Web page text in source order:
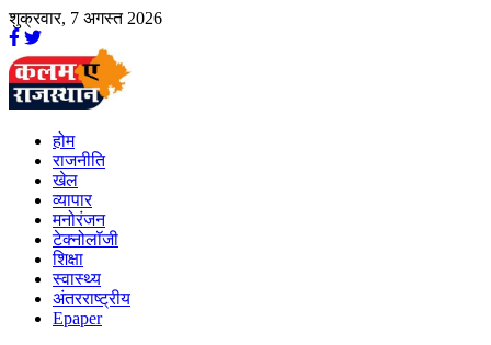
शुक्रवार, 7 अगस्त 2026
होम
राजनीति
खेल
व्यापार
मनोरंजन
टेक्नोलॉजी
शिक्षा
स्वास्थ्य
अंतरराष्ट्रीय
Epaper